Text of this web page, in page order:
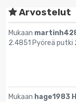
Arvostelut
Mukaan
2.4851 Pyöreä
Mukaan hage1983